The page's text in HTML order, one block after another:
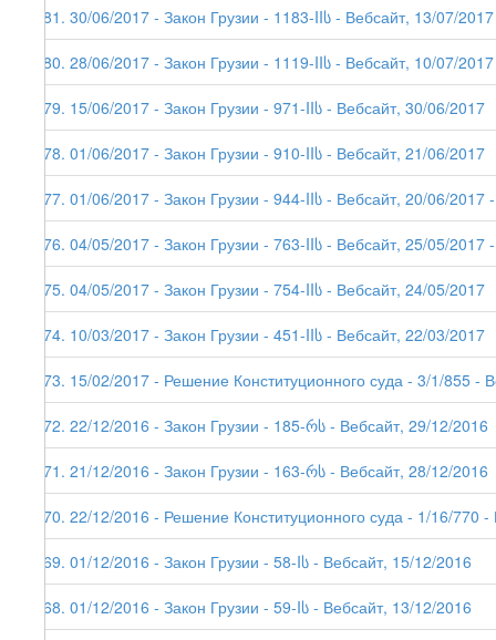
181. 30/06/2017 - Закон Грузии - 1183-IIს - Вебсайт, 13/07/2017
180. 28/06/2017 - Закон Грузии - 1119-IIს - Вебсайт, 10/07/2017
179. 15/06/2017 - Закон Грузии - 971-IIს - Вебсайт, 30/06/2017
178. 01/06/2017 - Закон Грузии - 910-IIს - Вебсайт, 21/06/2017
177. 01/06/2017 - Закон Грузии - 944-IIს - Вебсайт, 20/06/
176. 04/05/2017 - Закон Грузии - 763-IIს - Вебсайт, 25/05/
175. 04/05/2017 - Закон Грузии - 754-IIს - Вебсайт, 24/05/2017
174. 10/03/2017 - Закон Грузии - 451-IIს - Вебсайт, 22/03/2017
173. 15/02/2017 - Решение Конституционного суда - 3/1/855 -
172. 22/12/2016 - Закон Грузии - 185-რს - Вебсайт, 29/12/2016
171. 21/12/2016 - Закон Грузии - 163-რს - Вебсайт, 28/12/2016
170. 22/12/2016 - Решение Конституционного суда - 1/16/770
169. 01/12/2016 - Закон Грузии - 58-Iს - Вебсайт, 15/12/2016
168. 01/12/2016 - Закон Грузии - 59-Iს - Вебсайт, 13/12/2016